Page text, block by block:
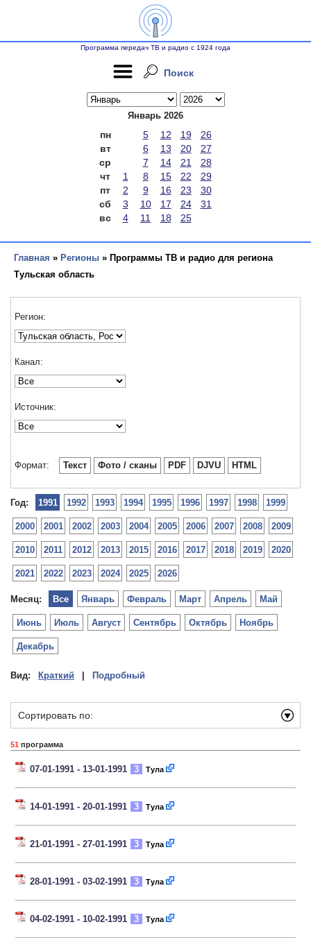
Программа передач ТВ и радио с 1924 года
Поиск
Январь 2026
пн 5 12 19
26
вт
6 13 20
27
ср
7 14 21
28
чт
1 8 15 22
29
пт
2 9 16 23
30
сб
3 10 17 24
31
вс
4 11 18 25
Главная » Регионы » Программы ТВ и радио для региона
Тульская область
Регион:
Канал:
Источник:
Формат: Текст Фото / сканы PDF DJVU HTML
Год: 1991 1992 1993 1994 1995 1996 1997 1998 1999
2000 2001 2002 2003 2004 2005 2006 2007 2008 2009
2010 2011 2012 2013 2015 2016 2017 2018 2019 2020
2021 2022 2023 2024 2025 2026
Месяц: Январь Февраль Март Апрель Май
Июнь Июль Август Сентябрь Октябрь Ноябрь
Декабрь
Все
Вид: Краткий Подробный
Сортировать по:
51 программа
07-01-1991 - 13-01-1991 3 Тула
14-01-1991 - 20-01-1991 3 Тула
21-01-1991 - 27-01-1991 3 Тула
28-01-1991 - 03-02-1991 3 Тула
04-02-1991 - 10-02-1991 3 Тула